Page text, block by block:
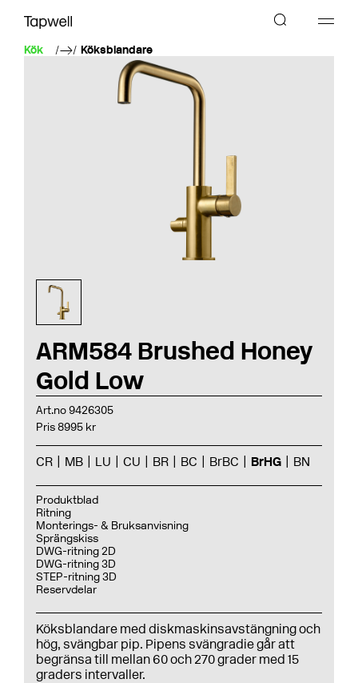
Kök Köksblandare
ARM584 Brushed Honey
Gold Low
Art.no 9426305
Pris 8995 kr
CR MB LU CU BR BC BrBC BrHG BN
Produktblad
Ritning
Monterings- & Bruksanvisning
Sprängskiss
DWG-ritning 2D
DWG-ritning 3D
STEP-ritning 3D
Reservdelar
Köksblandare med diskmaskinsavstängning och
hög, svängbar pip. Pipens svängradie går att
begränsa till mellan 60 och 270 grader med 15
graders intervaller.